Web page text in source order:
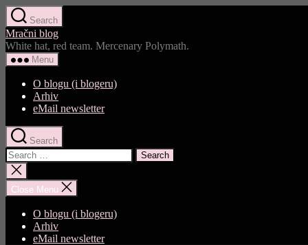
Skip
to
the
content
Search
Mračni blog
White hat, red team. Mercenary Polymath.
Menu
O blogu (i blogeru)
Arhiv
eMail newsletter
Search
Search
for:
Close
search
Close Menu
O blogu (i blogeru)
Arhiv
eMail newsletter